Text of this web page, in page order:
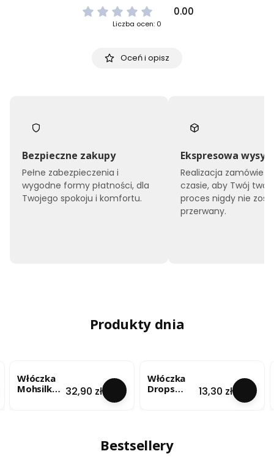
0.00
Liczba ocen: 0
Oceń i opisz
Bezpieczne zakupy
Pełne zabezpieczenia i
wygodne formy płatności, dla
Twojego spokoju i komfortu.
Ekspresowa
Realizacja zamówień
czasie, aby Twój
proces nigdy nie
przerwany.
Produkty dnia
Włóczka
Mohsilko – Cena
32,90 zł
Włóczka
Drops
/ uni colour
33
Cena
13,30 zł
Bestsellery